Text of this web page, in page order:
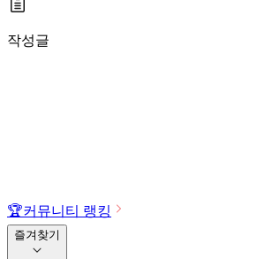
작성글
🏆커뮤니티 랭킹
즐겨찾기